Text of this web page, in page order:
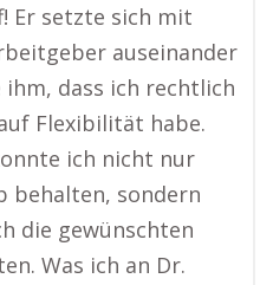
Er setzte sich mit
auseinander
ihm, dass ich rechtlich
Flexibilität habe.
ich nicht nur
behalten, sondern
die gewünschten
Was ich an Dr.